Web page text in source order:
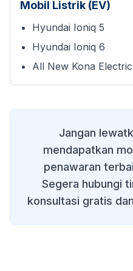
Mobil Listrik (EV)
Hyundai Ioniq 5
Hyundai Ioniq 6
All New Kona Electric
Jangan
mendapatkan
penawaran
Segera hubungi
konsultasi gratis